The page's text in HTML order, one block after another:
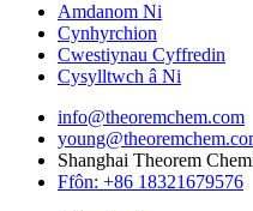
Amdanom Ni
Cynhyrchion
Cwestiynau Cyffredin
Cysylltwch â Ni
info@theoremchem.com
Shanghai Theorem
Ffôn: +86 18321679576